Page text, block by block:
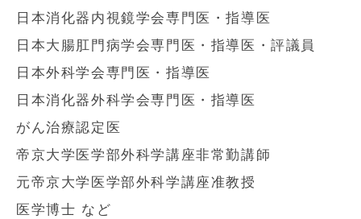
日本消化器内視鏡学会専門医・指導医
日本大腸肛門病学会専門医・指導医・評議員
日本外科学会専門医・指導医
日本消化器外科学会専門医・指導医
がん治療認定医
帝京大学医学部外科学講座非常勤講師
元帝京大学医学部外科学講座准教授
医学博士 など